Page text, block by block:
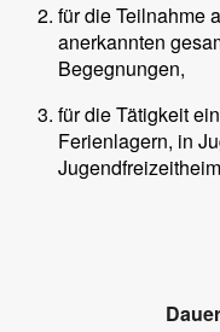
für die Teilnahme
anerkannten
Begegnungen,
für die Tätigkeit
Ferienlagern, in